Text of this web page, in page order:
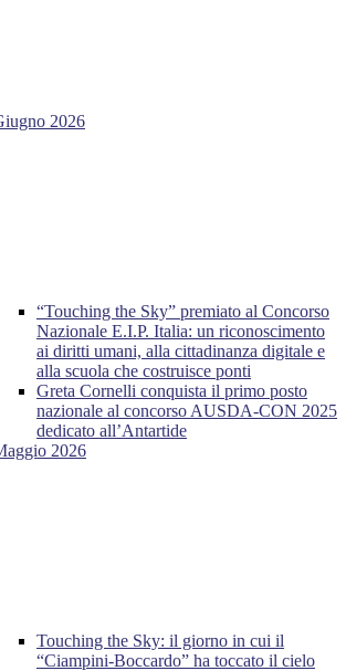
2026
“Touching the Sky” premiato al Concorso
Nazionale E.I.P. Italia: un riconoscimento
ai diritti umani, alla cittadinanza digitale e
alla scuola che costruisce ponti
Greta Cornelli conquista il primo posto
nazionale al concorso AUSDA-CON 2025
dedicato all’Antartide
2026
Touching the Sky: il giorno in cui il
“Ciampini-Boccardo” ha toccato il cielo